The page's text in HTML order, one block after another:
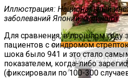
Рейтинг Самых
Явлений
Как Купить
Иллюстрация: Национальный
заболеваний Японии, скриншот.
Для сравнения, в прошлом году
пациентов с синдромом
шока было 941 и это стало
показателем, когда-либо
(фиксировали по 100-300